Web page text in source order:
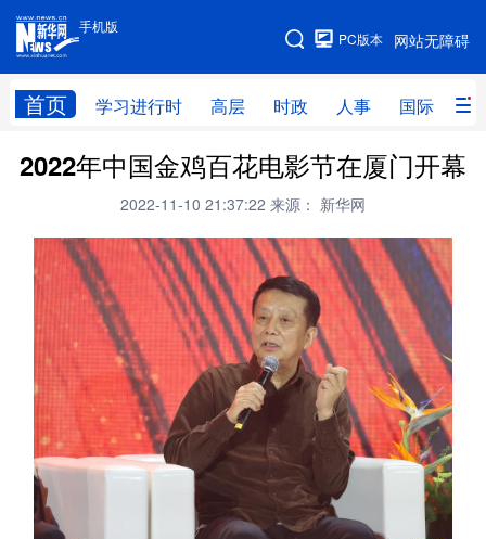
手机版
网站无障碍
PC版本
首页 学习进行时 高层 时政 人事 国际 财
手机版
网站地图
学习进行时 高层 时政 人事
财经 网评
台湾 思客智库 全球连线 教育
科技 科创 量子 体育
文化 书画 健康 军事
访谈 视频 图片 政务
法律 中央文件 金融 汽车
人居 信息化 数字经济
学术中国 乡村振兴 银龄 溯源中国
2022年中国金鸡百花电影节在厦门开幕
2022-11-10 21:37:22 来源： 新华网